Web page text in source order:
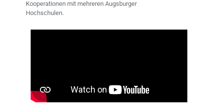
Kooperationen mit mehreren Augsburger
Hochschulen.